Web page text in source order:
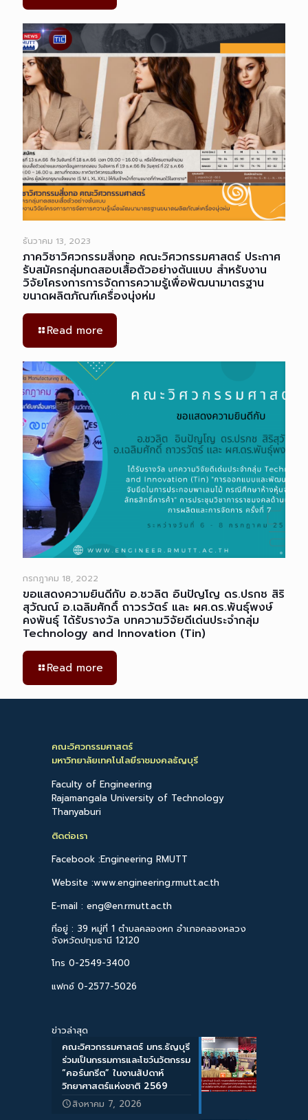
ธันวาคม 13, 2023
ภาควิชาวิศวกรรมสิ่งทอ คณะวิศวกรรมศาสตร์ ประกาศ
รับสมัครกลุ่มทดสอบเสื้อตัวอย่างต้นแบบ สำหรับงาน
วิจัยโครงการการจัดการความรู้เพื่อพัฒนามาตรฐาน
ขนาดผลิตภัณฑ์เครื่องนุ่งห่ม
Read more
กรกฎาคม 18, 2022
ขอแสดงความยินดีกับ อ.ชวลิต อินปัญโญ ดร.ปรกช สิริ
สุวัณณ์ อ.เฉลิมศักดิ์ ถาวรวัตร์ และ ผศ.ดร.พันธุ์พงษ์
คงพันธุ์ ได้รับรางวัล บทความวิจัยดีเด่นประจำกลุ่ม
Technology and Innovation (Tin)
Read more
คณะวิศวกรรมศาสตร์
มหาวิทยาลัยเทคโนโลยีราชมงคลธัญบุรี
Faculty of Engineering
Rajamangala University of Technology
Thanyaburi
ติดต่อเรา
Facebook :Engineering RMUTT
Website :www.engineering.rmutt.ac.th
E-mail : eng@en.rmutt.ac.th
ที่อยู่ : 39 หมู่ที่ 1 ตำบลคลองหก อำเภอคลองหลวง
จังหวัดปทุมธานี 12120
โทร 0-2549-3400
แฟกซ์ 0-2577-5026
ข่าวล่าสุด
คณะวิศวกรรมศาสตร์ มทร.ธัญบุรี
ร่วมเป็นกรรมการและโชว์นวัตกรรม
“คอร์นกรีต” ในงานสัปดาห์
วิทยาศาสตร์แห่งชาติ 2569
สิงหาคม 7, 2026